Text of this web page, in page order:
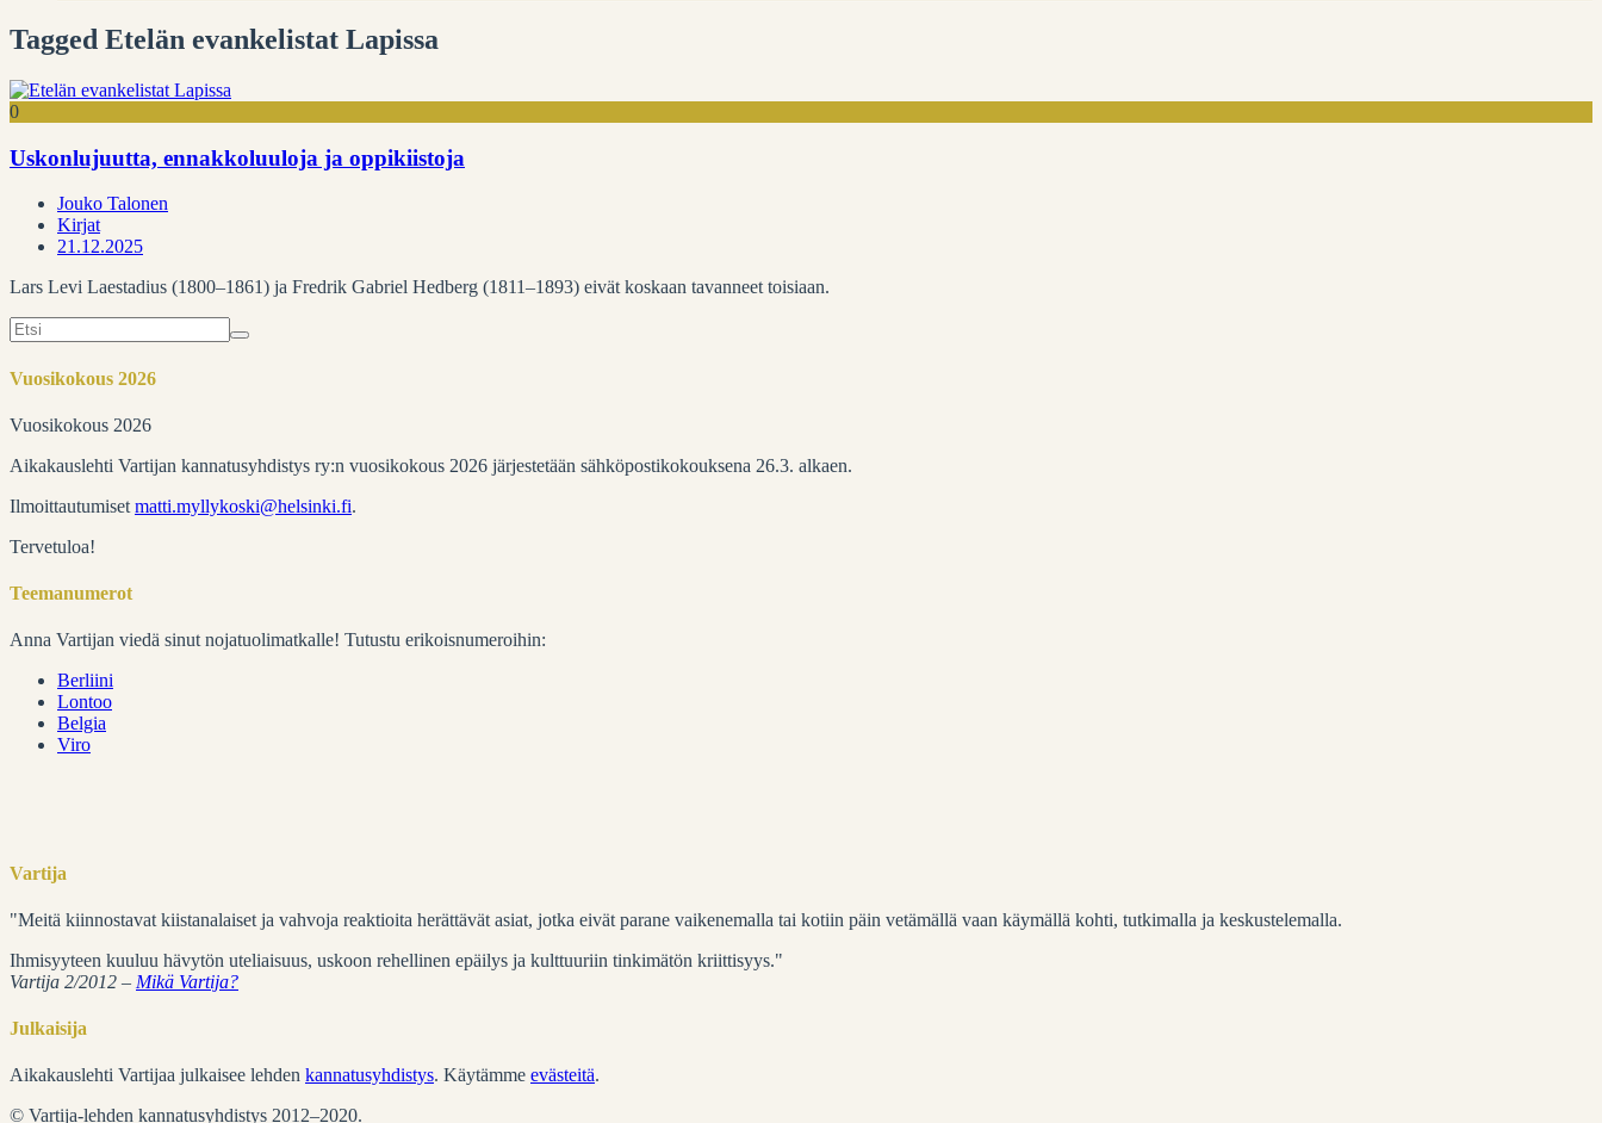
Tagged Etelän evankelistat Lapissa
0
Uskonlujuutta, ennakkoluuloja ja oppikiistoja
Jouko Talonen
Kirjat
21.12.2025
Lars Levi Laestadius (1800–1861) ja Fredrik Gabriel Hedberg (1811–1893) eivät koskaan tavanneet toisiaan.
Search
for:
Vuosikokous 2026
Vuosikokous 2026
Aikakauslehti Vartijan kannatusyhdistys ry:n vuosikokous 2026 järjestetään sähköpostikokouksena 26.3. alkaen.
Ilmoittautumiset matti.myllykoski@helsinki.fi.
Tervetuloa!
Teemanumerot
Anna Vartijan viedä sinut nojatuolimatkalle! Tutustu erikoisnumeroihin:
Berliini
Lontoo
Belgia
Viro
Vartija
"Meitä kiinnostavat kiistanalaiset ja vahvoja reaktioita herättävät asiat, jotka eivät parane vaikenemalla tai kotiin päin vetämällä vaan käymällä kohti, tutkimalla ja keskustelemalla.
Ihmisyyteen kuuluu hävytön uteliaisuus, uskoon rehellinen epäilys ja kulttuuriin tinkimätön kriittisyys."
Vartija 2/2012 – Mikä Vartija?
Julkaisija
Aikakauslehti Vartijaa julkaisee lehden kannatusyhdistys. Käytämme evästeitä.
© Vartija-lehden kannatusyhdistys 2012–2020.